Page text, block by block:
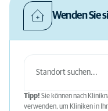
Wenden Sie
Tipp! Sie können nach
verwenden, um Kliniken in